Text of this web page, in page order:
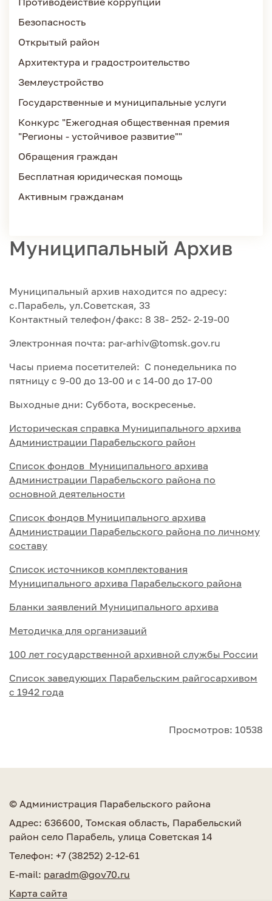
Безопасность
Открытый район
Архитектура и градостроительство
Землеустройство
Государственные и муниципальные услуги
Конкурс "Ежегодная общественная премия
"Регионы - устойчивое развитие""
Обращения граждан
Бесплатная юридическая помощь
Активным гражданам
Муниципальный Архив
Муниципальный архив находится по адресу:
с.Парабель, ул.Советская, 33
Контактный телефон/факс: 8 38- 252- 2-19-00
Электронная почта: par-arhiv@tomsk.gov.ru
Часы приема посетителей: С понедельника по
пятницу с 9-00 до 13-00 и с 14-00 до 17-00
Выходные дни: Суббота, воскресенье.
Историческая справка Муниципального архива
Администрации Парабельского район
Список фондов Муниципального архива
Администрации Парабельского района по
основной деятельности
Список фондов Муниципального архива
Администрации Парабельского района по личному
составу
Список источников комплектования
Муниципального архива Парабельского района
Бланки заявлений Муниципального архива
Методичка для организаций
100 лет государственной архивной службы России
Список заведующих Парабельским райгосархивом
с 1942 года
Просмотров: 10538
© Администрация Парабельского района
Адрес: 636600, Томская область, Парабельский
район село Парабель, улица Советская 14
Телефон: +7 (38252) 2-12-61
E-mail: paradm@gov70.ru
Карта сайта